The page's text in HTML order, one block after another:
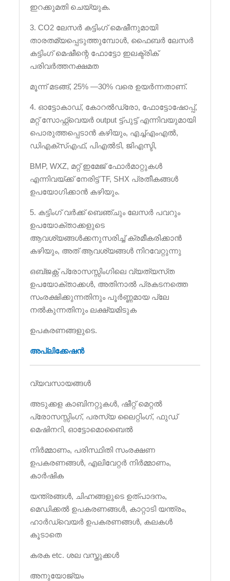
ഇറക്കുമതി ചെയ്യുക.
3. CO2 ലേസർ കട്ടിംഗ് മെഷീനുമായി
താരതമ്യപ്പെടുത്തുമ്പോൾ, ഫൈബർ ലേസർ
കട്ടിംഗ് മെഷീന്റെ ഫോട്ടോ ഇലക്ട്രിക്
പരിവർത്തനക്ഷമത
മൂന്ന് മടങ്ങ്, 25% —30% വരെ ഉയർന്നതാണ്.
4. ഓട്ടോകാഡ്, കോറൽഡ്രോ, ഫോട്ടോഷോപ്പ്,
മറ്റ് സോഫ്റ്റ്വെയർ output ട്ട്പുട്ട് എന്നിവയുമായി
പൊരുത്തപ്പെടാൻ കഴിയും, എച്ച്എം‌എൽ,
ഡി‌എക്സ്എഫ്, പി‌എൽ‌ടി, ജിഎസ്ടി,
BMP, WXZ, മറ്റ് ഇമേജ് ഫോർമാറ്റുകൾ
എന്നിവയ്ക്ക് നേരിട്ട് TF, SHX പ്രതീകങ്ങൾ
ഉപയോഗിക്കാൻ കഴിയും.
5. കട്ടിംഗ് വർക്ക് ബെഞ്ചും ലേസർ പവറും
ഉപയോക്താക്കളുടെ
ആവശ്യങ്ങൾക്കനുസരിച്ച് ക്രമീകരിക്കാൻ
കഴിയും, അത് ആവശ്യങ്ങൾ നിറവേറ്റുന്നു
ഒബ്‌ജക്റ്റ് പ്രോസസ്സിംഗിലെ വ്യത്യസ്‌ത
ഉപയോക്താക്കൾ, അതിനാൽ പ്രകടനത്തെ
സംരക്ഷിക്കുന്നതിനും പൂർണ്ണമായ പ്ലേ
നൽകുന്നതിനും ലക്ഷ്യമിടുക
ഉപകരണങ്ങളുടെ.
അപ്ലിക്കേഷൻ
വ്യവസായങ്ങൾ
അടുക്കള കാബിനറ്റുകൾ, ഷീറ്റ് മെറ്റൽ
പ്രോസസ്സിംഗ്, പരസ്യ ലൈറ്റിംഗ്, ഫുഡ്
മെഷിനറി, ഓട്ടോമൊബൈൽ
നിർമ്മാണം, പരിസ്ഥിതി സംരക്ഷണ
ഉപകരണങ്ങൾ, എലിവേറ്റർ നിർമ്മാണം,
കാർഷിക
യന്ത്രങ്ങൾ, ചിഹ്നങ്ങളുടെ ഉത്പാദനം,
മെഡിക്കൽ ഉപകരണങ്ങൾ, കാറ്റാടി യന്ത്രം,
ഹാർഡ്‌വെയർ ഉപകരണങ്ങൾ, കലകൾ
കൂടാതെ
കരക etc. ശല വസ്തുക്കൾ
അനുയോജ്യം